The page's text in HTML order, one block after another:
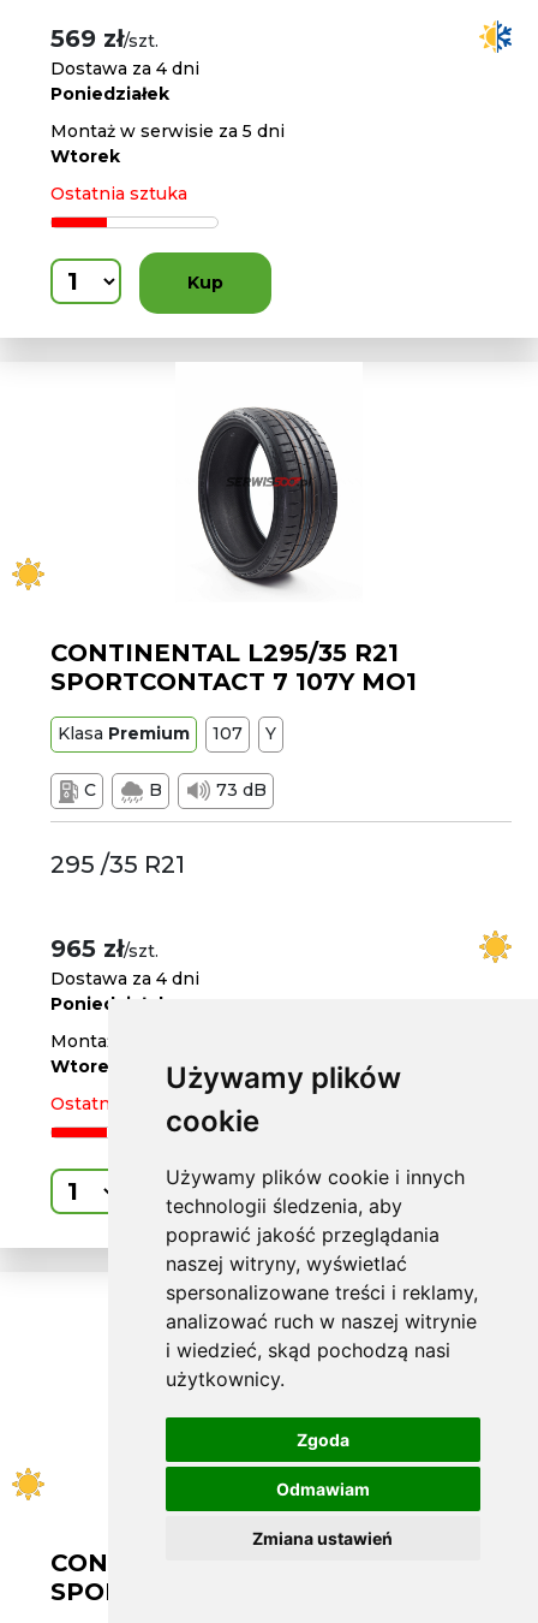
Używamy plików
cookie
Używamy plików cookie i innych
technologii śledzenia, aby
poprawić jakość przeglądania
naszej witryny, wyświetlać
spersonalizowane treści i reklamy,
analizować ruch w naszej witrynie
i wiedzieć, skąd pochodzą nasi
użytkownicy.
Zgoda
Odmawiam
Zmiana ustawień
569 zł/szt.
Dostawa za 4 dni
Poniedziałek
Montaż w serwisie za 5 dni
Wtorek
Ostatnia sztuka
Kup
CONTINENTAL L295/35 R21
SPORTCONTACT 7 107Y MO1
Klasa Premium 107 Y
C B 73 dB
295 /35 R21
965 zł/szt.
Dostawa za 4 dni
Poniedziałek
Montaż w serwisie za 5 dni
Wtorek
Ostatnia sztuka
Kup
CONTINENTAL L235/50 ZR19
SPORT 6 99Y FR MO1 [21]